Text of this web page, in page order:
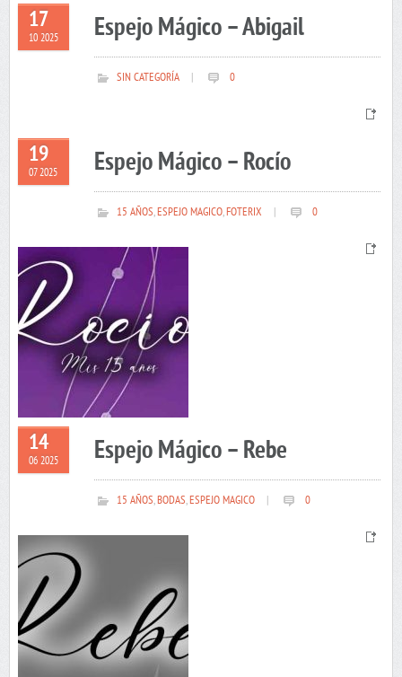
17
10 2025 Espejo Mágico – Abigail
SIN CATEGORÍA 0
19
07 2025 Espejo Mágico – Rocío
15 AÑOS,ESPEJO MAGICO,FOTERIX 0
14
06 2025 Espejo Mágico – Rebe
15 AÑOS,BODAS,ESPEJO MAGICO 0